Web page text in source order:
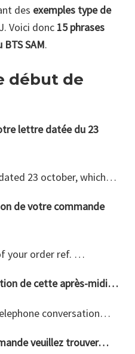
des exemples type de
Voici donc 15 phrases
BTS SAM.
début de
lettre datée du 23
23 october, which…
de votre commande
your order ref. …
de cette après-midi…
conversation…
veuillez trouver…